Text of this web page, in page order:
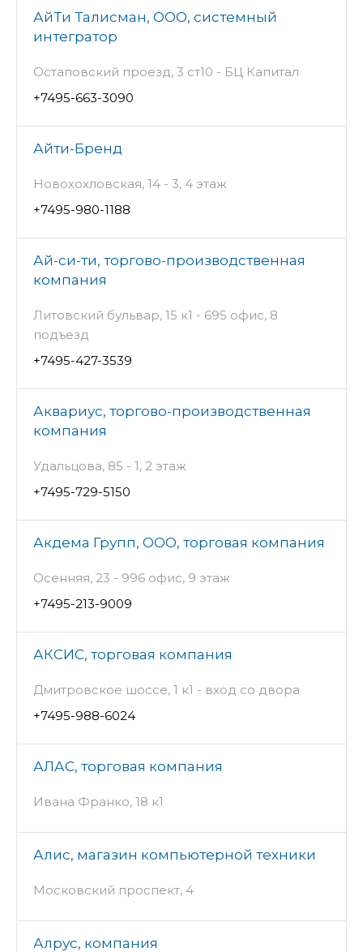
АйТи Талисман, ООО, системный
интегратор
Остаповский проезд, 3 ст10 - БЦ Капитал
+7495-663-3090
Айти-Бренд
Новохохловская, 14 - 3, 4 этаж
+7495-980-1188
Ай-си-ти, торгово-производственная
компания
Литовский бульвар, 15 к1 - 695 офис, 8
подъезд
+7495-427-3539
Аквариус, торгово-производственная
компания
Удальцова, 85 - 1, 2 этаж
+7495-729-5150
Акдема Групп, ООО, торговая компания
Осенняя, 23 - 996 офис, 9 этаж
+7495-213-9009
АКСИС, торговая компания
Дмитровское шоссе, 1 к1 - вход со двора
+7495-988-6024
АЛАС, торговая компания
Ивана Франко, 18 к1
Алис, магазин компьютерной техники
Московский проспект, 4
Алрус, компания